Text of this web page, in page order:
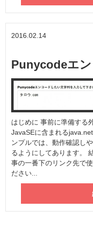
2016.02.14
Punycodeエン
はじめに 事前に準備する
JavaSEに含まれる
ンプルでは、動作確認し
るようにしてあります。
事の一番下のリンク先で
ださい...